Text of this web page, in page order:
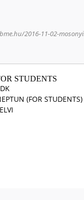
2016-11-02-
STUDENTS
(FOR STUDENTS)